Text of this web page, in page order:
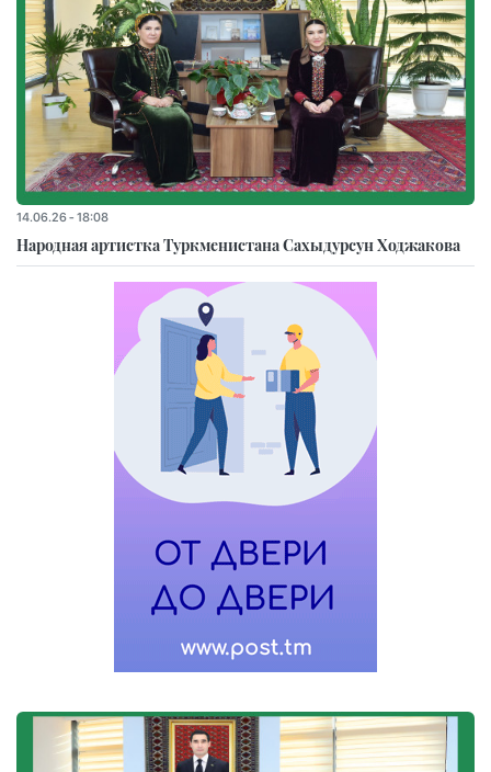
14.06.26 - 18:08
Народная артистка Туркменистана Сахыдурсун Ходжакова